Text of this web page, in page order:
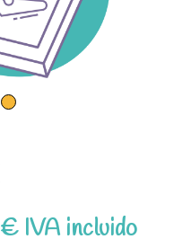
€Rango
IVA incluido